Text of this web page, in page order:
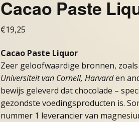
Cacao Paste
€19,25
Cacao Paste Liquor
Zeer geloofwaardige bronnen, zoals
Universiteit van Cornell, Harvarden
bewijs geleverd dat chocolade –
gezondste voedingsproducten is.
nummer 1 leverancier van